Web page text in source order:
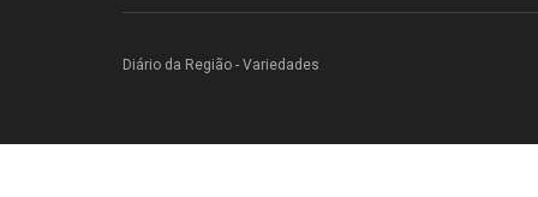
Diário da Região - Variedades